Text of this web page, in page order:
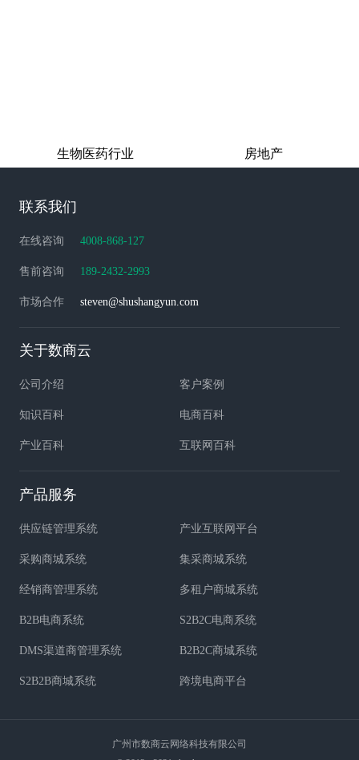
生物医药行业 房地产
联系我们
在线咨询 4008-868-127
售前咨询 189-2432-2993
市场合作 steven@shushangyun.com
关于数商云
公司介绍 客户案例
知识百科 电商百科
产业百科 互联网百科
产品服务
供应链管理系统 产业互联网平台
采购商城系统 集采商城系统
经销商管理系统 多租户商城系统
B2B电商系统 S2B2C电商系统
DMS渠道商管理系统 B2B2C商城系统
S2B2B商城系统 跨境电商平台
广州市数商云网络科技有限公司